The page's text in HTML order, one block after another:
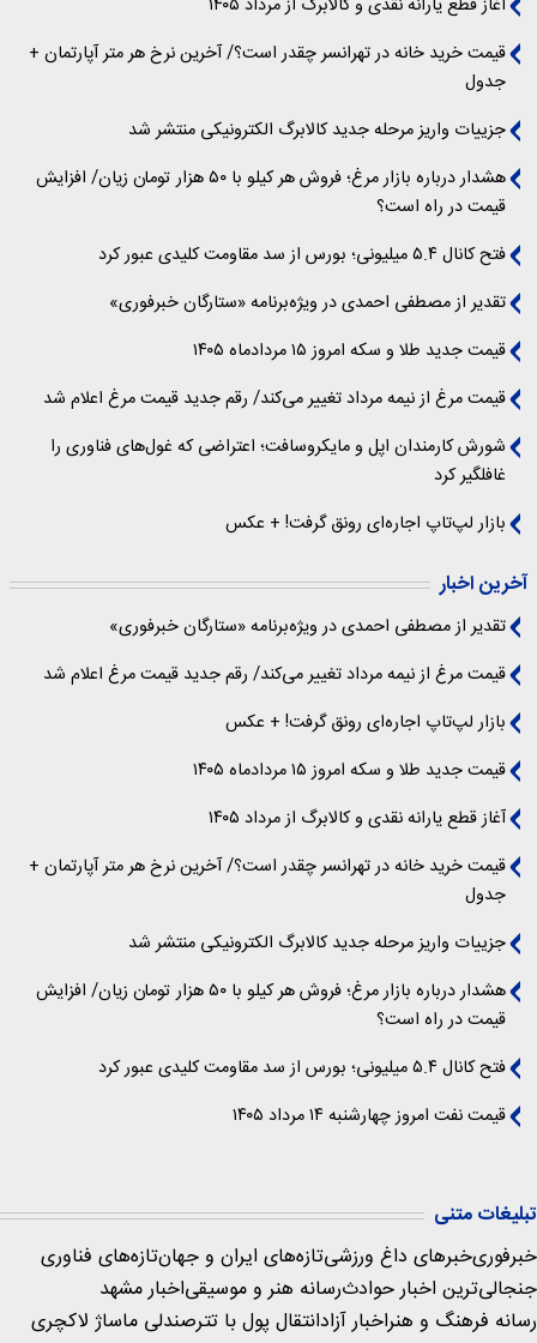
آغاز قطع یارانه نقدی و کالابرگ از مرداد ۱۴۰۵
قیمت خرید خانه در تهرانسر چقدر است؟/ آخرین نرخ هر متر آپارتمان +
جدول
جزییات واریز مرحله جدید کالابرگ الکترونیکی منتشر شد
هشدار درباره بازار مرغ؛ فروش هر کیلو با ۵۰ هزار تومان زیان/ افزایش
قیمت در راه است؟
فتح کانال ۵.۴ میلیونی؛ بورس از سد مقاومت کلیدی عبور کرد
تقدیر از مصطفی احمدی در ویژه‌برنامه «ستارگان خبرفوری»
قیمت جدید طلا و سکه امروز ۱۵ مردادماه ۱۴۰۵
قیمت مرغ از نیمه مرداد تغییر می‌کند/ رقم جدید قیمت مرغ اعلام شد
شورش کارمندان اپل و مایکروسافت؛ اعتراضی که غول‌های فناوری را
غافلگیر کرد
بازار لپ‌تاپ اجاره‌ای رونق گرفت! + عکس
آخرین اخبار
تقدیر از مصطفی احمدی در ویژه‌برنامه «ستارگان خبرفوری»
قیمت مرغ از نیمه مرداد تغییر می‌کند/ رقم جدید قیمت مرغ اعلام شد
بازار لپ‌تاپ اجاره‌ای رونق گرفت! + عکس
قیمت جدید طلا و سکه امروز ۱۵ مردادماه ۱۴۰۵
آغاز قطع یارانه نقدی و کالابرگ از مرداد ۱۴۰۵
قیمت خرید خانه در تهرانسر چقدر است؟/ آخرین نرخ هر متر آپارتمان +
جدول
جزییات واریز مرحله جدید کالابرگ الکترونیکی منتشر شد
هشدار درباره بازار مرغ؛ فروش هر کیلو با ۵۰ هزار تومان زیان/ افزایش
قیمت در راه است؟
فتح کانال ۵.۴ میلیونی؛ بورس از سد مقاومت کلیدی عبور کرد
قیمت نفت امروز چهارشنبه ۱۴ مرداد ۱۴۰۵
تبلیغات متنی
خبرفوریخبرهای داغ ورزشیتازه‌های ایران و جهانتازه‌های فناوری
جنجالی‌ترین اخبار حوادثرسانه هنر و موسیقیاخبار مشهد
رسانه فرهنگ و هنراخبار آزادانتقال پول با تترصندلی ماساژ لاکچری